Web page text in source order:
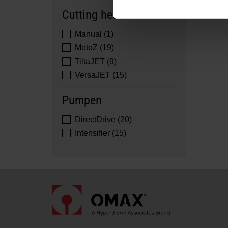
Cutting heads
Manual (1)
MotoZ (19)
TiltaJET (9)
VersaJET (15)
Pumpen
DirectDrive (20)
Intensifier (15)